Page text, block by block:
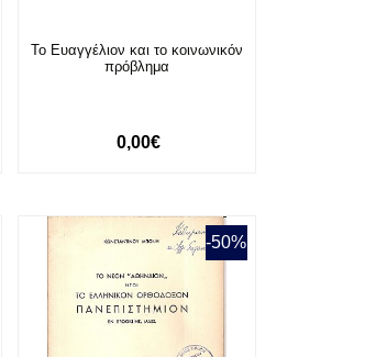
Το Ευαγγέλιον και το κοινωνικόν
πρόβλημα
0,00€
-50%